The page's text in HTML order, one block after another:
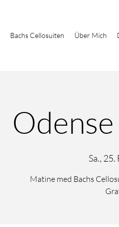
Bachs Cellosuiten Über Mich
Sa., 25.
Matine med Bachs